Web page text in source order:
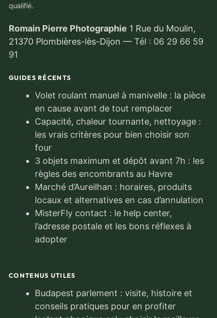
qualifié.
Romain Pierre Photographie 1 Rue du Moulin,
21370 Plombières-lès-Dijon — Tél : 06 29 66 59
91
GUIDES RÉCENTS
Volet roulant manuel à manivelle : la pièce
en cause avant de tout remplacer
Capacité, chaleur tournante, nettoyage :
les vrais critères pour bien choisir son
four
3 objets maximum et dépôt avant 7h : les
règles des encombrants au Havre
Marché d’Aureilhan : horaires, produits
locaux et alternatives en cas d’annulation
MisterFly contact : le help center,
l’adresse postale et les bons réflexes à
adopter
CONTENUS UTILES
Budapest parlement : visite, histoire et
conseils pratiques pour en profiter